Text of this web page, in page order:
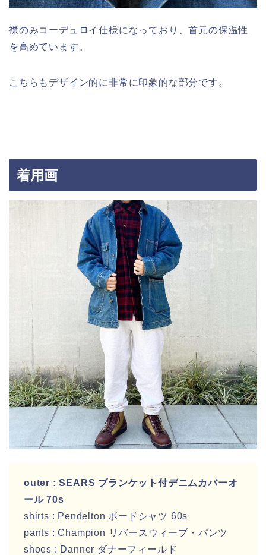
襟のみコーデュロイ仕様になっており、首元の保温性
を高めています。
こちらもデザイン的に非常に印象的な部分です。
着用画
outer : SEARS ブランケット付デニムカバーオ
ール 70s
shirts : Pendelton ボードシャツ 60s
pants : Champion リバースウィーブ・パンツ
shoes : Danner ダナーフィールド